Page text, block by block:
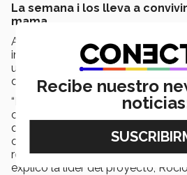
La semana i los lleva a
mama
Además, durante laSemana i el
interior del cáncer de mama” los
una semana con pacientes
de mama, algunas en tratamiento
“Durante la experiencia los
cáncer se presentaron y se
dinámicas, en equipos de tres
cáncer, llegaron a crear
representaran la lucha de ellas
explicó la líder del proyecto,
Recibe nuestro